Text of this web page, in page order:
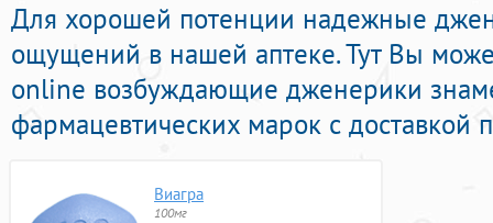
Для хорошей потенции надежные
ощущений в нашей аптеке. Тут Вы
online возбуждающие дженерики
фармацевтических марок с доставкой
Виагра
100мг